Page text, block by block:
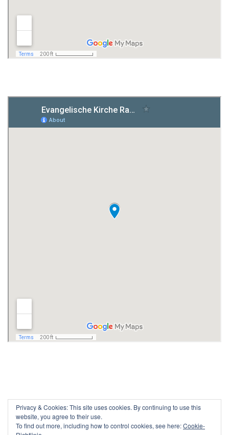
Privacy & Cookies: This site uses cookies. By continuing to use this
website, you agree to their use.
To find out more, including how to control cookies, see here:Cookie-